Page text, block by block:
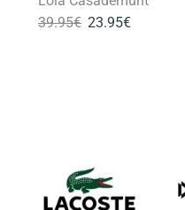
39.95€ 23.95€